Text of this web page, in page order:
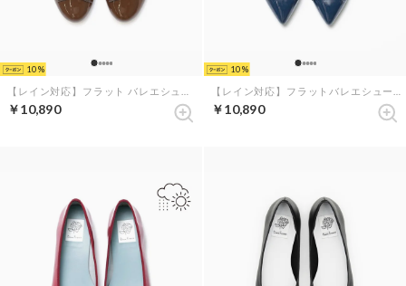
10
￥10,890
10
￥10,890